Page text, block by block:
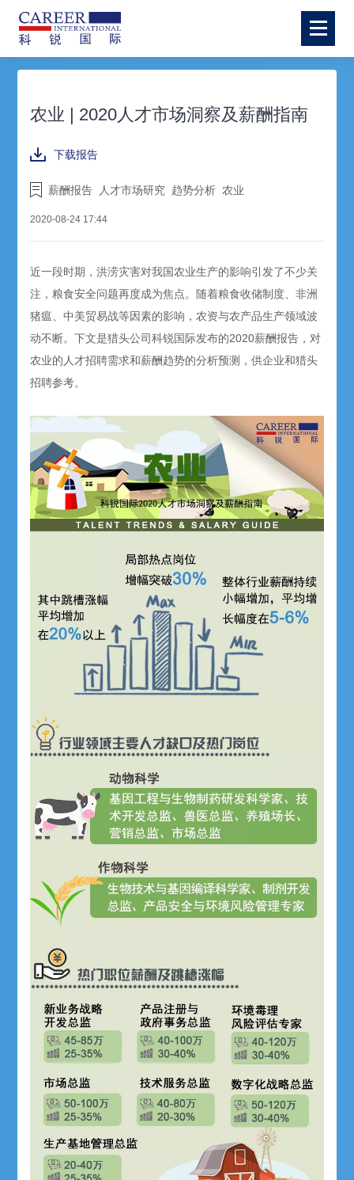
农业 | 2020人才市场洞察及薪酬指南
下载报告
薪酬报告 人才市场研究 趋势分析 农业
2020-08-24 17:44
近一段时期，洪涝灾害对我国农业生产的影响引发了不少关
注，粮食安全问题再度成为焦点。随着粮食收储制度、非洲
猪瘟、中美贸易战等因素的影响，农资与农产品生产领域波
动不断。下文是猎头公司科锐国际发布的2020薪酬报告，对
农业的人才招聘需求和薪酬趋势的分析预测，供企业和猎头
招聘参考。